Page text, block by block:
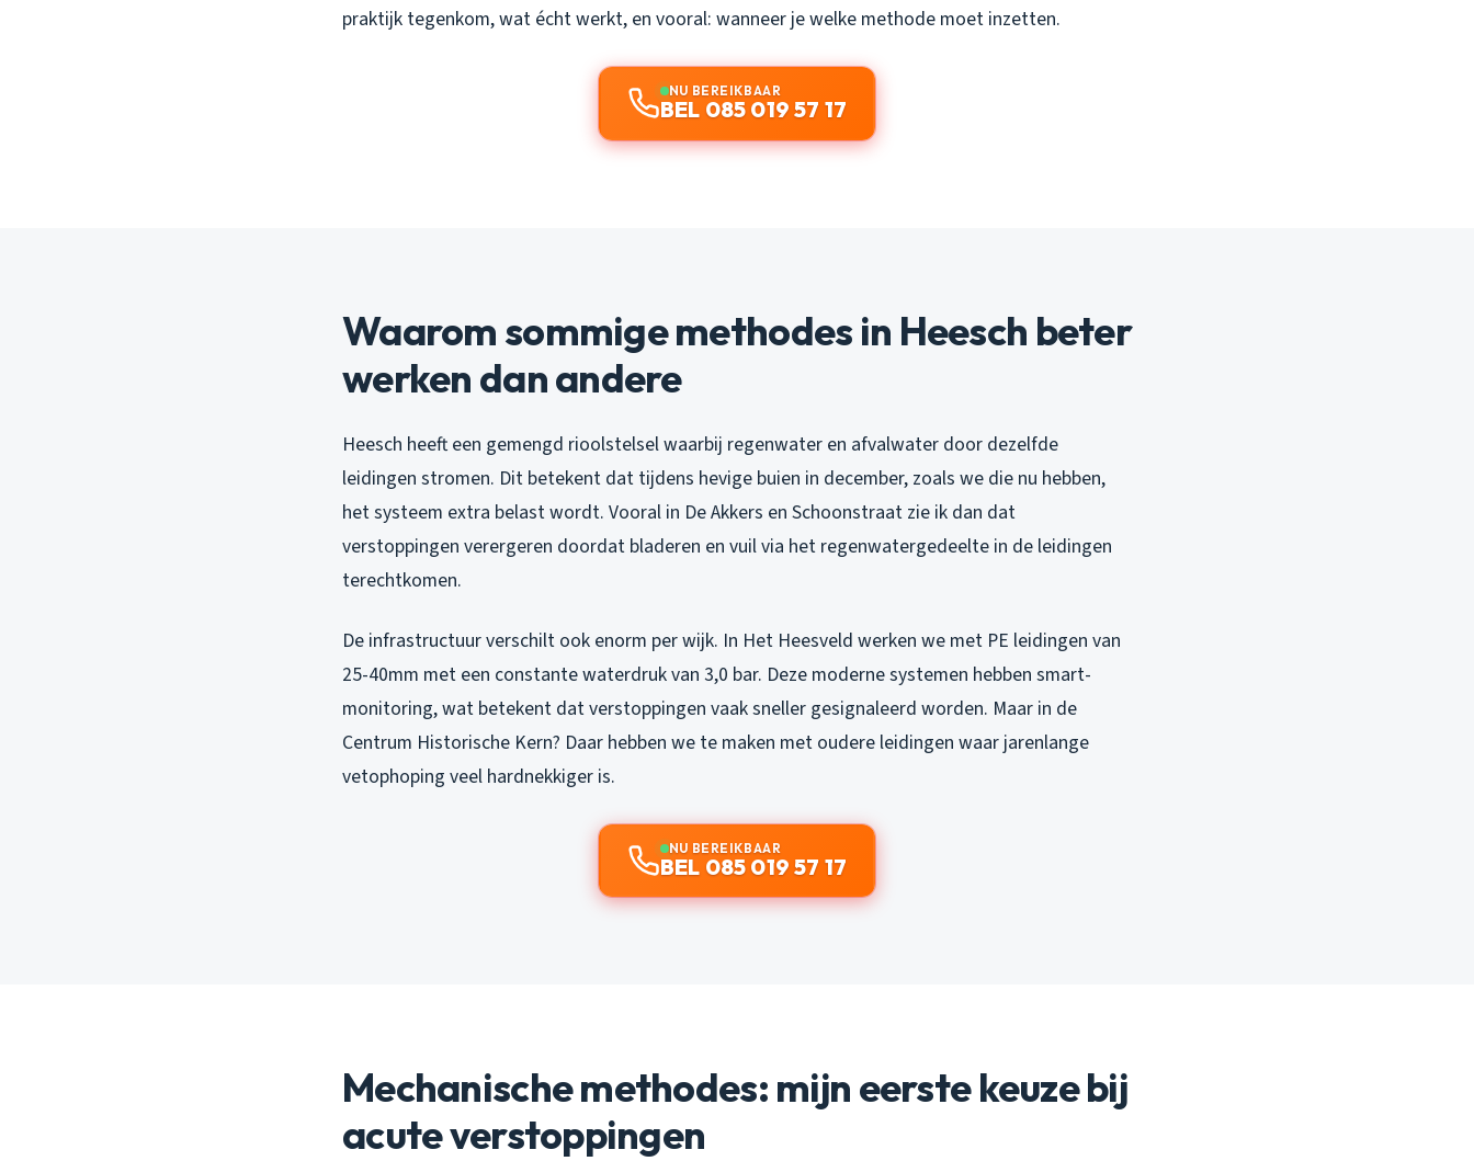
praktijk tegenkom, wat écht werkt, en vooral: wanneer je welke methode moet inzetten.
NU BEREIKBAAR
BEL 085 019 57 17
Waarom sommige methodes in Heesch beter
werken dan andere
Heesch heeft een gemengd rioolstelsel waarbij regenwater en afvalwater door dezelfde
leidingen stromen. Dit betekent dat tijdens hevige buien in december, zoals we die nu hebben,
het systeem extra belast wordt. Vooral in De Akkers en Schoonstraat zie ik dan dat
verstoppingen verergeren doordat bladeren en vuil via het regenwatergedeelte in de leidingen
terechtkomen.
De infrastructuur verschilt ook enorm per wijk. In Het Heesveld werken we met PE leidingen van
25-40mm met een constante waterdruk van 3,0 bar. Deze moderne systemen hebben smart-
monitoring, wat betekent dat verstoppingen vaak sneller gesignaleerd worden. Maar in de
Centrum Historische Kern? Daar hebben we te maken met oudere leidingen waar jarenlange
vetophoping veel hardnekkiger is.
NU BEREIKBAAR
BEL 085 019 57 17
Mechanische methodes: mijn eerste keuze bij
acute verstoppingen